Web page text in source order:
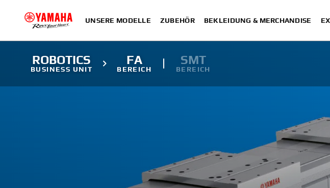
UNSERE MODELLE ZUBEHÖR BEKLEIDUNG & MERCHANDISE
ROBOTICS
BUSINESS UNIT
FA
BEREICH
SMT
BEREICH